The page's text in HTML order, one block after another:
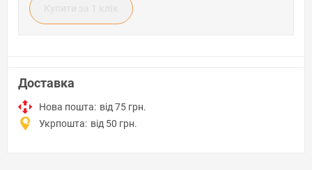
Доставка
Нова пошта: від 75 грн.
Укрпошта: від 50 грн.